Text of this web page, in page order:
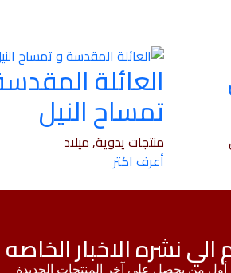
العائلة
تمساح النيل
منتجات يدوية, ميلاد
أعرف اكتر
نشره الاخبار الخاصه
من يحصل على آخر المنتجات الجديدة